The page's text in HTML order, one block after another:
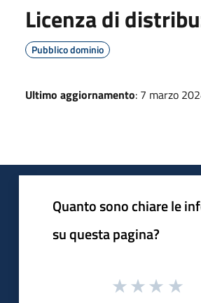
Licenza di
Pubblico dominio
Ultimo aggiornamento: 7 marzo
Quanto sono chiare le
su questa pagina?